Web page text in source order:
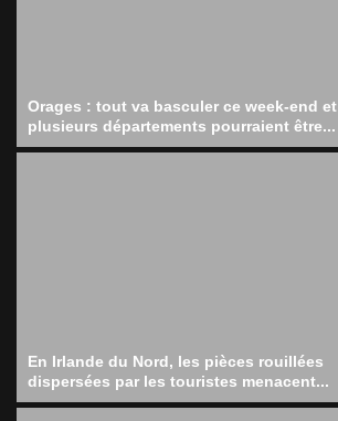
Orages : tout va basculer ce week-end et
plusieurs départements pourraient être...
En Irlande du Nord, les pièces rouillées
dispersées par les touristes menacent...